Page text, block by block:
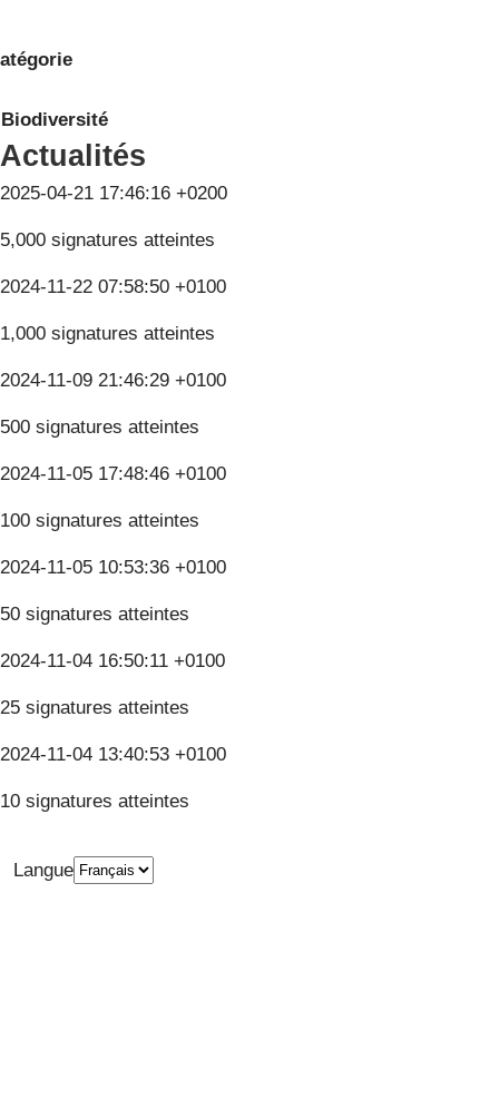
Biodiversité
Actualités
2025-04-21 17:46:16 +0200
5,000 signatures atteintes
2024-11-22 07:58:50 +0100
1,000 signatures atteintes
2024-11-09 21:46:29 +0100
500 signatures atteintes
2024-11-05 17:48:46 +0100
100 signatures atteintes
2024-11-05 10:53:36 +0100
50 signatures atteintes
2024-11-04 16:50:11 +0100
25 signatures atteintes
2024-11-04 13:40:53 +0100
10 signatures atteintes
Langue